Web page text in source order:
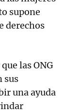
supone
derechos
las ONG
sus
una ayuda